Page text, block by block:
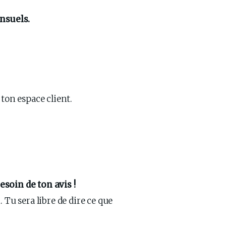
espace client.
de ton avis !
sera libre de dire ce que